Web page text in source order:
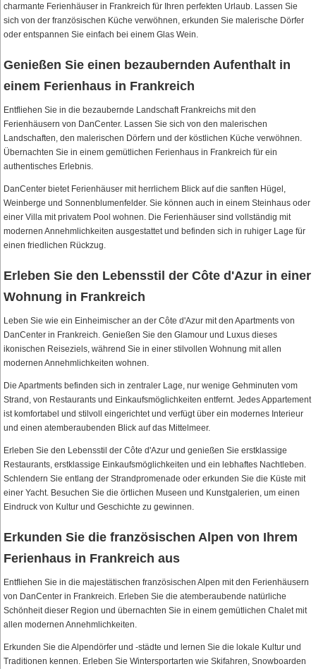
charmante Ferienhäuser in Frankreich für Ihren perfekten Urlaub. Lassen Sie
sich von der französischen Küche verwöhnen, erkunden Sie malerische Dörfer
oder entspannen Sie einfach bei einem Glas Wein.
Genießen Sie einen bezaubernden Aufenthalt in
einem Ferienhaus in Frankreich
Entfliehen Sie in die bezaubernde Landschaft Frankreichs mit den
Ferienhäusern von DanCenter. Lassen Sie sich von den malerischen
Landschaften, den malerischen Dörfern und der köstlichen Küche verwöhnen.
Übernachten Sie in einem gemütlichen Ferienhaus in Frankreich für ein
authentisches Erlebnis.
DanCenter bietet Ferienhäuser mit herrlichem Blick auf die sanften Hügel,
Weinberge und Sonnenblumenfelder. Sie können auch in einem Steinhaus oder
einer Villa mit privatem Pool wohnen. Die Ferienhäuser sind vollständig mit
modernen Annehmlichkeiten ausgestattet und befinden sich in ruhiger Lage für
einen friedlichen Rückzug.
Erleben Sie den Lebensstil der Côte d'Azur in einer
Wohnung in Frankreich
Leben Sie wie ein Einheimischer an der Côte d'Azur mit den Apartments von
DanCenter in Frankreich. Genießen Sie den Glamour und Luxus dieses
ikonischen Reiseziels, während Sie in einer stilvollen Wohnung mit allen
modernen Annehmlichkeiten wohnen.
Die Apartments befinden sich in zentraler Lage, nur wenige Gehminuten vom
Strand, von Restaurants und Einkaufsmöglichkeiten entfernt. Jedes Appartement
ist komfortabel und stilvoll eingerichtet und verfügt über ein modernes Interieur
und einen atemberaubenden Blick auf das Mittelmeer.
Erleben Sie den Lebensstil der Côte d'Azur und genießen Sie erstklassige
Restaurants, erstklassige Einkaufsmöglichkeiten und ein lebhaftes Nachtleben.
Schlendern Sie entlang der Strandpromenade oder erkunden Sie die Küste mit
einer Yacht. Besuchen Sie die örtlichen Museen und Kunstgalerien, um einen
Eindruck von Kultur und Geschichte zu gewinnen.
Erkunden Sie die französischen Alpen von Ihrem
Ferienhaus in Frankreich aus
Entfliehen Sie in die majestätischen französischen Alpen mit den Ferienhäusern
von DanCenter in Frankreich. Erleben Sie die atemberaubende natürliche
Schönheit dieser Region und übernachten Sie in einem gemütlichen Chalet mit
allen modernen Annehmlichkeiten.
Erkunden Sie die Alpendörfer und -städte und lernen Sie die lokale Kultur und
Traditionen kennen. Erleben Sie Wintersportarten wie Skifahren, Snowboarden